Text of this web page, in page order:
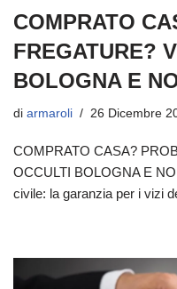
COMPRATO
FREGATURE?
BOLOGNA E
di armaroli 26 Dicembre
COMPRATO CASA?
OCCULTI BOLOGNA E
civile: la garanzia per i vizi